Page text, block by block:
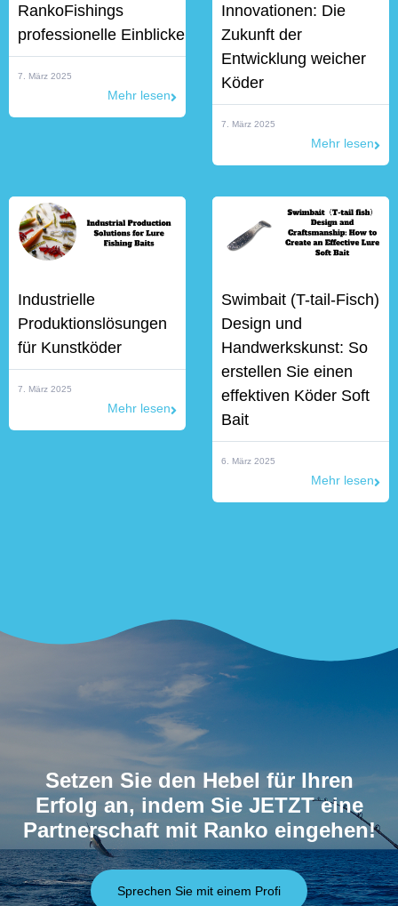
RankoFishings
professionelle Einblicke
7. März 2025
Mehr lesen
Innovationen: Die
Zukunft der
Entwicklung weicher
Köder
7. März 2025
Mehr lesen
Industrielle
Produktionslösungen
für Kunstköder
7. März 2025
Mehr lesen
Swimbait (T-tail-Fisch)
Design und
Handwerkskunst: So
erstellen Sie einen
effektiven Köder Soft
Bait
6. März 2025
Mehr lesen
Setzen Sie den Hebel für Ihren
Erfolg an, indem Sie JETZT eine
Partnerschaft mit Ranko eingehen!
Sprechen Sie mit einem Profi